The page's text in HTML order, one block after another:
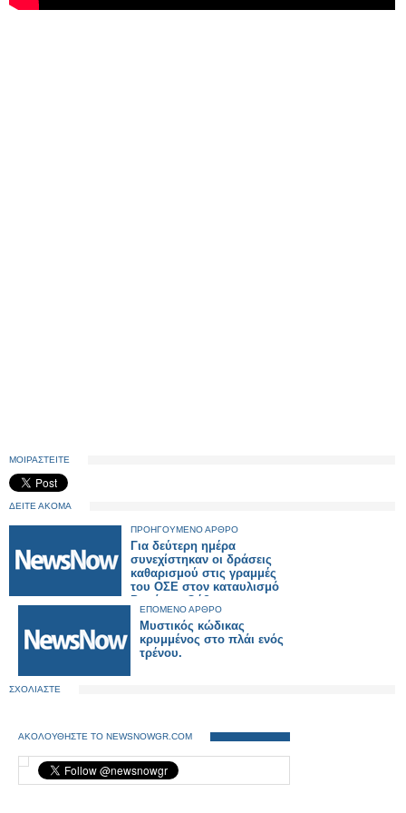
ΜΟΙΡΑΣΤΕΙΤΕ
ΔΕΙΤΕ ΑΚΟΜΑ
ΠΡΟΗΓΟΥΜΕΝΟ ΑΡΘΡΟ
Για δεύτερη ημέρα
συνεχίστηκαν οι δράσεις
καθαρισμού στις γραμμές
του ΟΣΕ στον καταυλισμό
Ρομά της Θήβας.
ΕΠΟΜΕΝΟ ΑΡΘΡΟ
Μυστικός κώδικας
κρυμμένος στο πλάι ενός
τρένου.
ΣΧΟΛΙΑΣΤΕ
ΑΚΟΛΟΥΘΗΣΤΕ ΤΟ NEWSNOWGR.COM